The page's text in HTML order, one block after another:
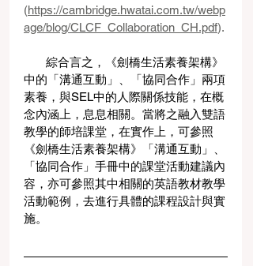
(https://cambridge.hwatai.com.tw/webp
age/blog/CLCF_Collaboration_CH.pdf).
中的「溝通互動」、「協同合作」兩項
素養，與SEL中的人際關係技能，在概
念內涵上，息息相關。當將之融入雙語
教學的師培課堂，在實作上，可參照
《劍橋生活素養架構》「溝通互動」、
「協同合作」手冊中的課堂活動建議內
容，亦可參照其中相關的英語教材教學
活動範例，去進行具體的課程設計與實
施。